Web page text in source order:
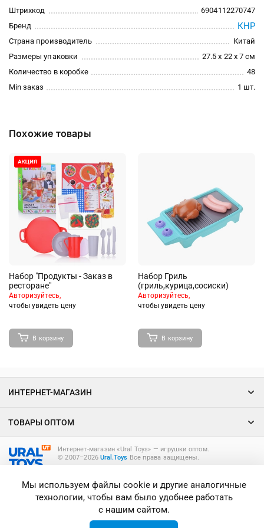
Штрихкод
6904112270747
Бренд
КНР
Страна производитель
Китай
Размеры упаковки
27.5 x 22 x 7 см
Количество в коробке
48
Min заказ
1 шт.
Похожие товары
Набор "Продукты - Заказ в
ресторане"
Авторизуйтесь,
чтобы увидеть цену
В корзину
Набор Гриль
(гриль,курица,сосиски)
Авторизуйтесь,
чтобы увидеть цену
В корзину
Интернет-магазин «Ural Toys» ― игрушки оптом.
© 2007–2026Ural.Toys Все права защищены.
ИНТЕРНЕТ-МАГАЗИН
ТОВАРЫ ОПТОМ
Мы используем файлы cookie и другие аналогичные
технологии, чтобы вам было удобнее работать
с нашим сайтом.